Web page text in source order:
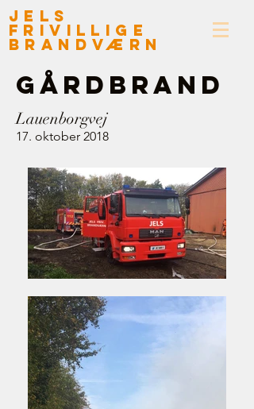
Jels
Frivillige
Brandværn
gÅRDBRAND
Lauenborgvej
17. oktober 2018